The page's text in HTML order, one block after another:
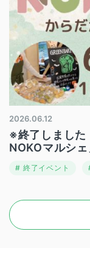
2026.06.12
※終了しました
NOKOマルシ
終了イベント